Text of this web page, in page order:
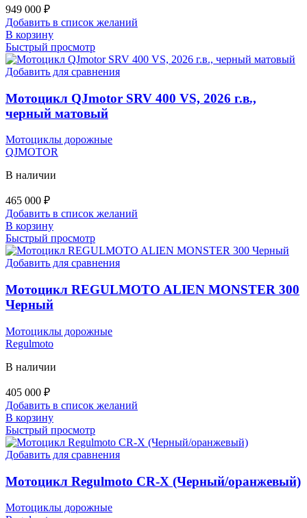
949 000 ₽
Добавить в список желаний
В корзину
Быстрый просмотр
Добавить для сравнения
Мотоцикл QJmotor SRV 400 VS, 2026 г.в.,
черный матовый
Мотоциклы дорожные
QJMOTOR
В наличии
465 000 ₽
Добавить в список желаний
В корзину
Быстрый просмотр
Добавить для сравнения
Мотоцикл REGULMOTO ALIEN MONSTER 300
Черный
Мотоциклы дорожные
Regulmoto
В наличии
405 000 ₽
Добавить в список желаний
В корзину
Быстрый просмотр
Добавить для сравнения
Мотоцикл Regulmoto CR-X (Черный/оранжевый)
Мотоциклы дорожные